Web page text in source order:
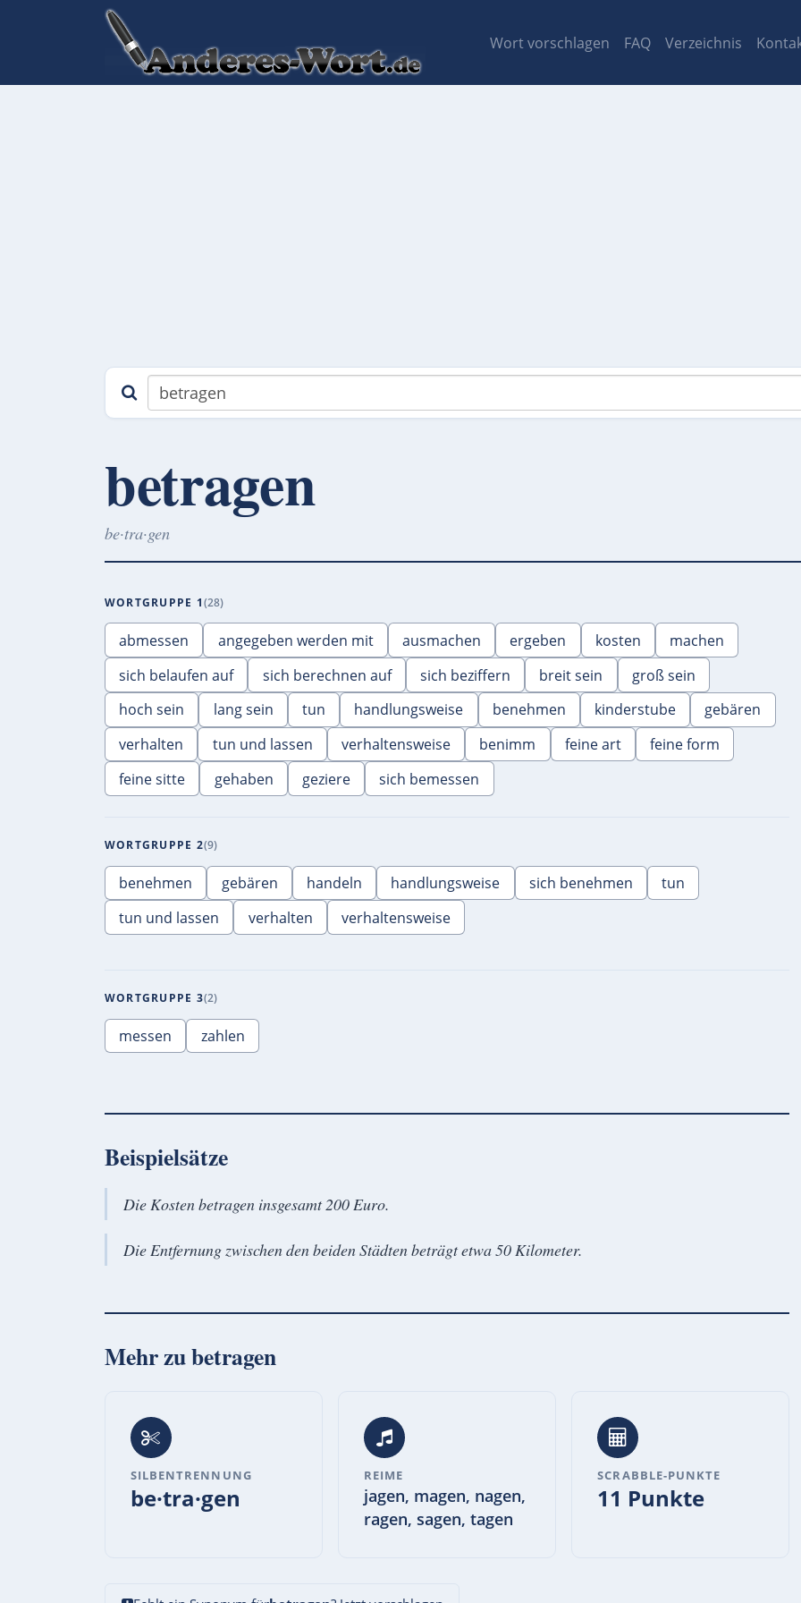
Wort vorschlagen FAQ Verzeichnis
betragen
be·tra·gen
WORTGRUPPE 1 28
abmessen angegeben werden mit ausmachen ergeben kosten
machen
sich belaufen auf
sich berechnen auf sich beziffern breit sein
groß sein
hoch sein
lang sein tun handlungsweise benehmen kinderstube
gebären
verhalten
tun und lassen verhaltensweise benimm feine art
feine form
feine sitte
gehaben geziere sich bemessen
WORTGRUPPE 2 9
benehmen gebären handeln handlungsweise sich benehmen
tun
tun und lassen
verhalten verhaltensweise
WORTGRUPPE 3 2
messen zahlen
Beispielsätze
Die Kosten betragen insgesamt 200 Euro.
Die Entfernung zwischen den beiden Städten beträgt etwa 50 Kilometer.
Mehr zubetragen
SILBENTRENNUNG
be·tra·gen
REIME
jagen, magen, nagen,
ragen, sagen, tagen
SCRABBLE-PUNKTE
11 Punkte